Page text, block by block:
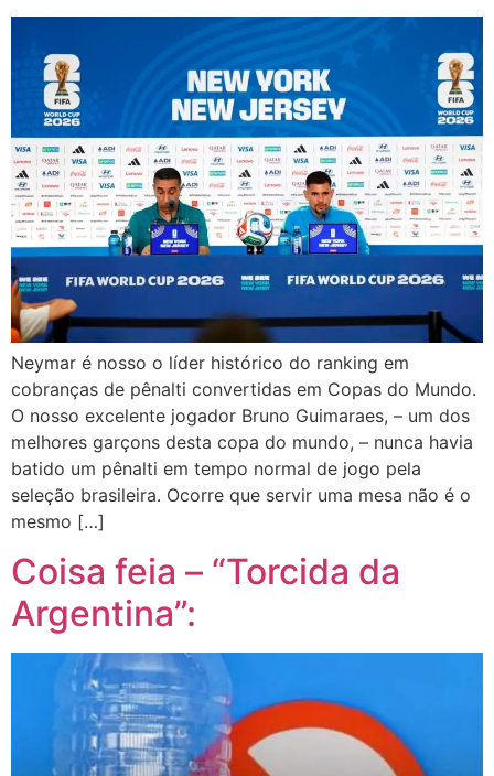
Neymar é nosso o líder histórico do ranking em
cobranças de pênalti convertidas em Copas do Mundo.
O nosso excelente jogador Bruno Guimaraes, – um dos
melhores garçons desta copa do mundo, – nunca havia
batido um pênalti em tempo normal de jogo pela
seleção brasileira. Ocorre que servir uma mesa não é o
mesmo […]
Coisa feia – “Torcida da
Argentina”: